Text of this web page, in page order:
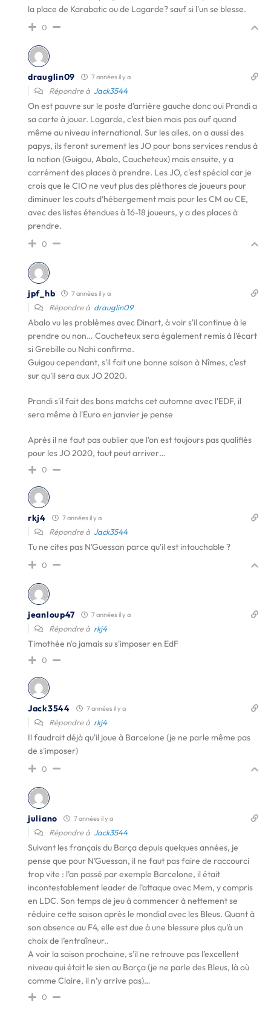
la place de Karabatic ou de Lagarde? sauf si l'un se blesse.
0
drauglin09 7 années il y a
Répondre à Jack3544
On est pauvre sur le poste d'arrière gauche donc oui Prandi a
sa carte à jouer. Lagarde, c'est bien mais pas ouf quand
même au niveau international. Sur les ailes, on a aussi des
papys, ils feront surement les JO pour bons services rendus à
la nation (Guigou, Abalo, Caucheteux) mais ensuite, y a
carrément des places à prendre. Les JO, c'est spécial car je
crois que le CIO ne veut plus des pléthores de joueurs pour
diminuer les couts d’hébergement mais pour les CM ou CE,
avec des listes étendues à 16-18 joueurs, y a des places à
prendre.
0
jpf_hb 7 années il y a
Répondre à drauglin09
Abalo vu les problèmes avec Dinart, à voir s'il continue à le
prendre ou non… Caucheteux sera également remis à l'écart
si Grebille ou Nahi confirme.
Guigou cependant, s'il fait une bonne saison à Nîmes, c'est
sur qu'il sera aux JO 2020.
Prandi s'il fait des bons matchs cet automne avec l'EDF, il
sera même à l'Euro en janvier je pense
Après il ne faut pas oublier que l'on est toujours pas qualifiés
pour les JO 2020, tout peut arriver…
0
rkj4 7 années il y a
Répondre à Jack3544
Tu ne cites pas N'Guessan parce qu'il est intouchable ?
0
jeanloup47 7 années il y a
Répondre à rkj4
Timothée n'a jamais su s'imposer en EdF
0
Jack3544 7 années il y a
Répondre à rkj4
Il faudrait déjà qu'il joue à Barcelone (je ne parle même pas
de s'imposer)
0
juliano 7 années il y a
Répondre à Jack3544
Suivant les français du Barça depuis quelques années, je
pense que pour N’Guessan, il ne faut pas faire de raccourci
trop vite : l’an passé par exemple Barcelone, il était
incontestablement leader de l’attaque avec Mem, y compris
en LDC. Son temps de jeu à commencer à nettement se
réduire cette saison après le mondial avec les Bleus. Quant à
son absence au F4, elle est due à une blessure plus qu’à un
choix de l’entraîneur..
A voir la saison prochaine, s’il ne retrouve pas l’excellent
niveau qui était le sien au Barça (je ne parle des Bleus, là où
comme Claire, il n’y arrive pas)…
0